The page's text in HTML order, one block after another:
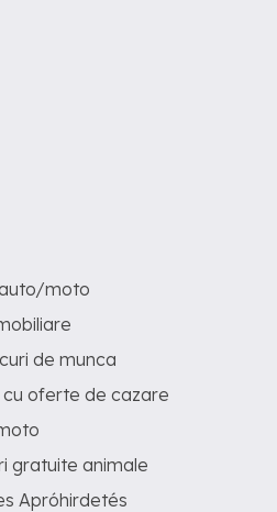
moto
de munca
cu oferte de cazare
gratuite animale
Apróhirdetés